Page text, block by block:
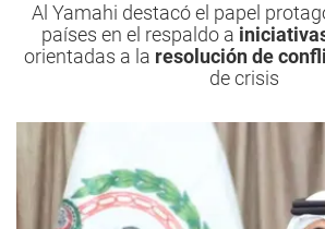
Al Yamahi destacó el papel
países en el respaldo a
orientadas a la resolución de
de crisis